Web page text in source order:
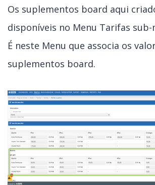
Os suplementos board aqui
disponíveis no Menu Tarifas
É neste Menu que associa os
suplementos board.